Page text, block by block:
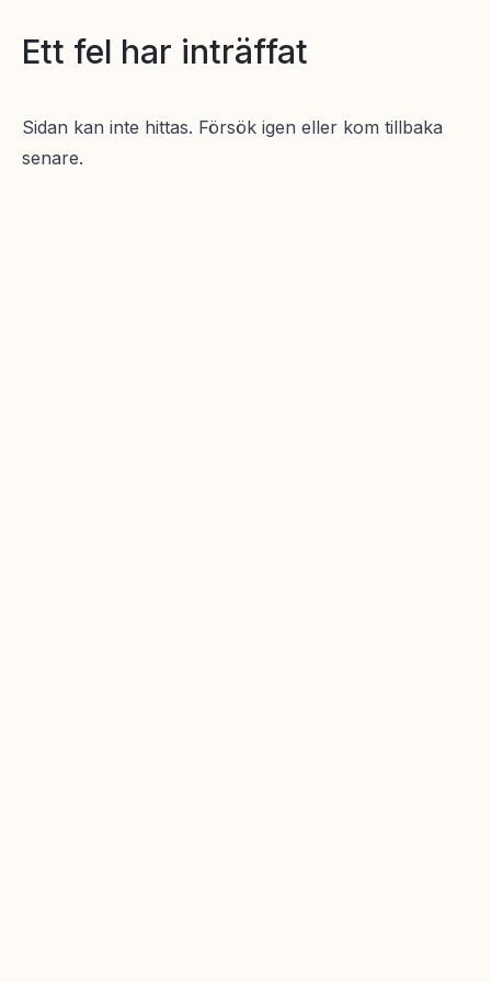
Ett fel har inträffat
Sidan kan inte hittas. Försök igen eller kom tillbaka
senare.